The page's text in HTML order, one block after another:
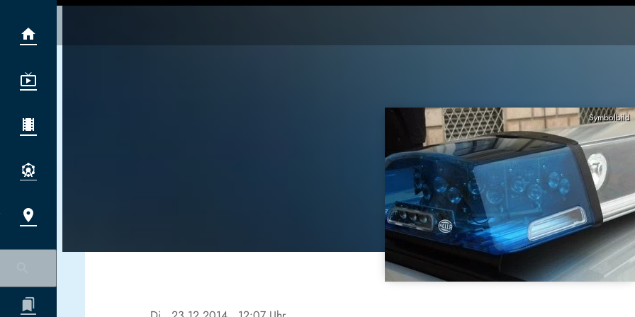
Symbolbild